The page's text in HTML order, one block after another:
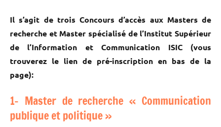
Il s’agit de trois Concours d’accès aux Masters de
recherche et Master spécialisé de l’Institut Supérieur
de l’Information et Communication ISIC (vous
trouverez le lien de pré-inscription en bas de la
page):
1- Master de recherche « Communication
publique et politique »